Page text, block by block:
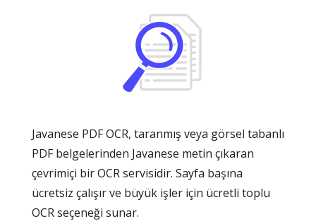
Javanese PDF OCR, taranmış veya görsel tabanlı
PDF belgelerinden Javanese metin çıkaran
çevrimiçi bir OCR servisidir. Sayfa başına
ücretsiz çalışır ve büyük işler için ücretli toplu
OCR seçeneği sunar.